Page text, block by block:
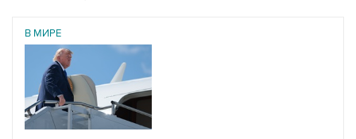
В МИРЕ